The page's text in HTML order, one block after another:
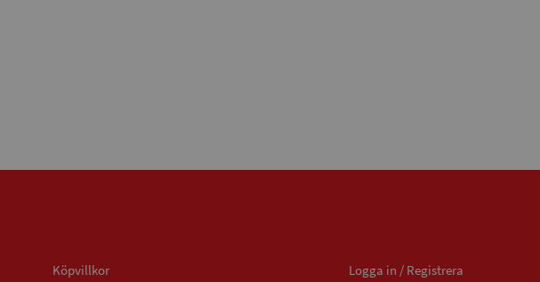
Köpvillkor
Logga in / Registrera